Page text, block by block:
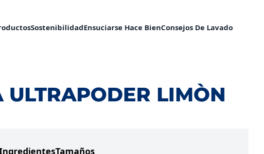
Sostenibilidad​Ensuciarse Hace BienConsejos De Lavado
ULTRAPODER LIMÒN
Tamaños